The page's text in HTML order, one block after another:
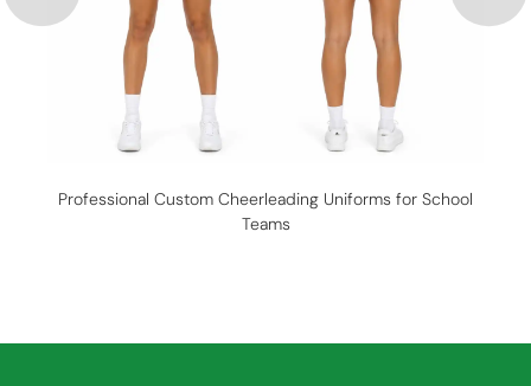
Professional Custom Cheerleading Uniforms for School
Teams